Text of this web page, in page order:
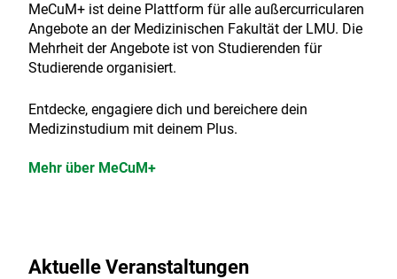
MeCuM+ ist deine Plattform für alle außercurricularen
Angebote an der Medizinischen Fakultät der LMU. Die
Mehrheit der Angebote ist von Studierenden für
Studierende organisiert.
Entdecke, engagiere dich und bereichere dein
Medizinstudium mit deinem Plus.
Mehr über MeCuM+
Aktuelle Veranstaltungen